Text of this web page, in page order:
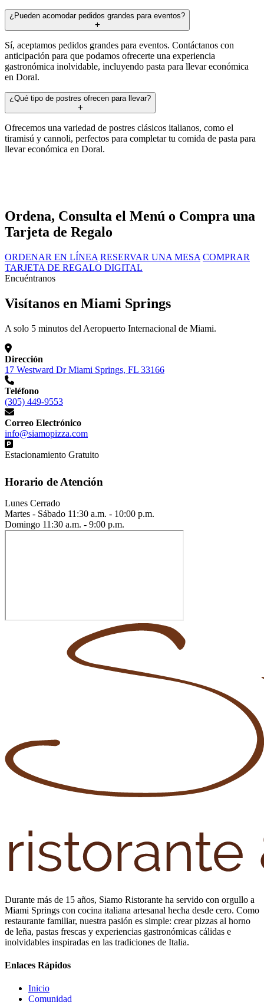
¿Pueden acomodar pedidos grandes para eventos?
Sí, aceptamos pedidos grandes para eventos. Contáctanos con
anticipación para que podamos ofrecerte una experiencia
gastronómica inolvidable, incluyendo pasta para llevar económica
en Doral.
¿Qué tipo de postres ofrecen para llevar?
Ofrecemos una variedad de postres clásicos italianos, como el
tiramisú y cannoli, perfectos para completar tu comida de pasta para
llevar económica en Doral.
Ordena, Consulta el Menú o Compra una
Tarjeta de Regalo
ORDENAR EN LÍNEA RESERVAR UNA MESA COMPRAR
TARJETA DE REGALO DIGITAL
Encuéntranos
Visítanos en Miami Springs
A solo 5 minutos del Aeropuerto Internacional de Miami.
Dirección
17 Westward Dr Miami Springs, FL 33166
Teléfono
(305) 449-9553
Correo Electrónico
info@siamopizza.com
Estacionamiento Gratuito
Horario de Atención
Lunes Cerrado
Martes - Sábado 11:30 a.m. - 10:00 p.m.
Domingo 11:30 a.m. - 9:00 p.m.
Durante más de 15 años, Siamo Ristorante ha servido con orgullo a
Miami Springs con cocina italiana artesanal hecha desde cero. Como
restaurante familiar, nuestra pasión es simple: crear pizzas al horno
de leña, pastas frescas y experiencias gastronómicas cálidas e
inolvidables inspiradas en las tradiciones de Italia.
Enlaces Rápidos
Inicio
Comunidad